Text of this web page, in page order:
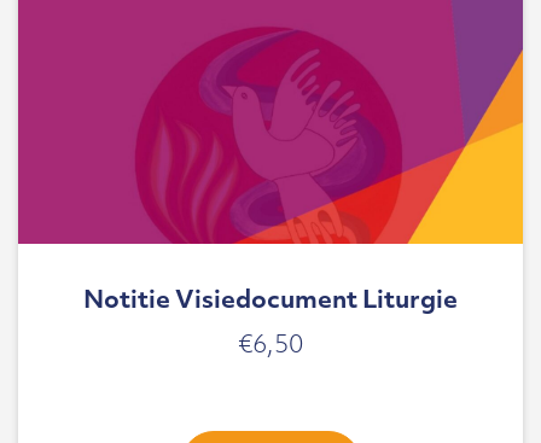
Notitie Visiedocument Liturgie
€6,50